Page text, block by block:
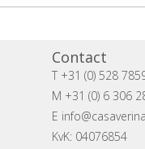
Contact
T +31 (0) 528
M +31 (0) 6 306
E
KvK: 04076854